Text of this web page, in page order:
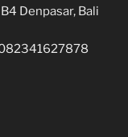
Denpasar, Bali